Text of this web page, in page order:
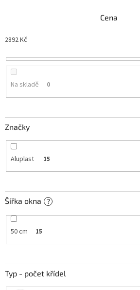
p
o
ů
Cena
2892Kč
Na skladě 0
Značky
Aluplast 15
Šířka okna ?
50 cm 15
Typ - počet křídel